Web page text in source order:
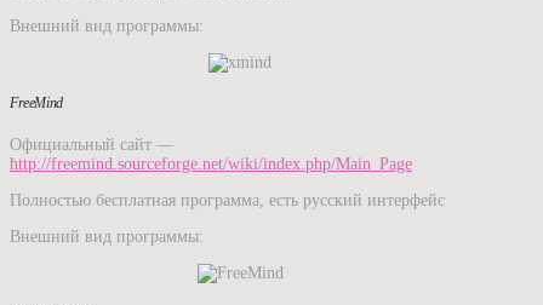
Внешний вид программы:
FreeMind
Официальный сайт —
http://freemind.sourceforge.net/wiki/index.php/Main_Page
Полностью бесплатная программа, есть русский интерфейс
Внешний вид программы: